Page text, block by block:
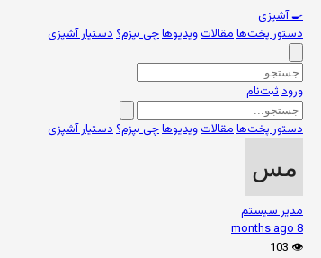
🍳آشپزی
دستور پخت‌هامقالاتویدیوهاچی بپزم؟دستیار آشپزی
ورودثبت‌نام
دستور پخت‌هامقالاتویدیوهاچی بپزم؟دستیار آشپزی
مدیر سیستم
8 months ago
👁️
103